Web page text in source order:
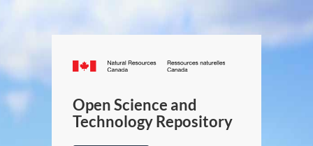
Canada.ca
/
Canada
Open Science and
Technology Repository